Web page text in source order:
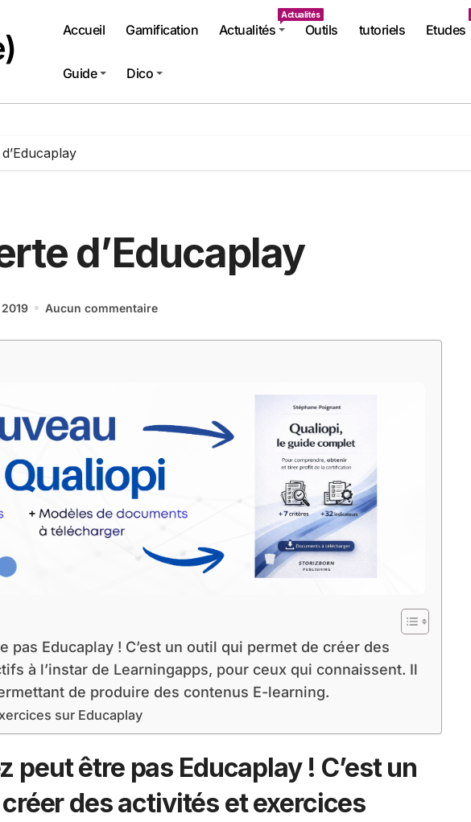
Accueil Gamification Actualités
Actualités
Outils tutoriels Etudes
Guide Dico
d’Educaplay
Aucun commentaire
pas Educaplay ! C’est un outil qui permet de créer des
à l’instar de Learningapps, pour ceux qui connaissent. Il
de produire des contenus E-learning.
sur Educaplay
peut être pas Educaplay ! C’est un
des activités et exercices